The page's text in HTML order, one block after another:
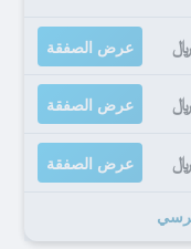
عرض الصفقة
عرض الصفقة
عرض الصفقة